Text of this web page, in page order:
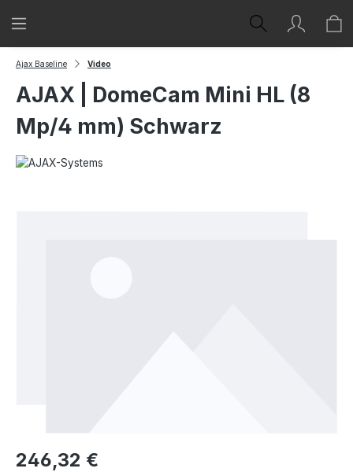
Zum Hauptinhalt springen
Ajax Baseline Video
AJAX | DomeCam Mini HL (8
Mp/4 mm) Schwarz
Regulärer Preis:
246,32 €